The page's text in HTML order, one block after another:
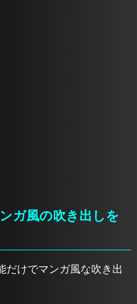
ガ風の吹き出しを
だけでマンガ風な吹き出